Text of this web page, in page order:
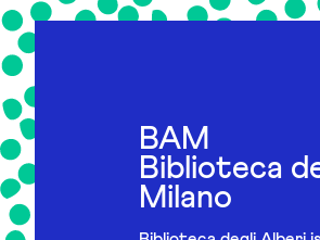
BAM
Biblioteca
Milano